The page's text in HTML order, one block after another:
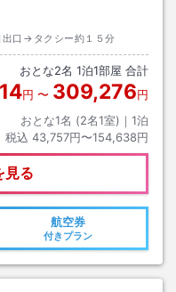
出口→タクシー約１５分
おとな2名 1泊1部屋 合計
円 〜 309,276円
おとな1名 (2名1室)｜ 1泊
税込 43,757円〜154,638円
見る
航空券
付きプラン